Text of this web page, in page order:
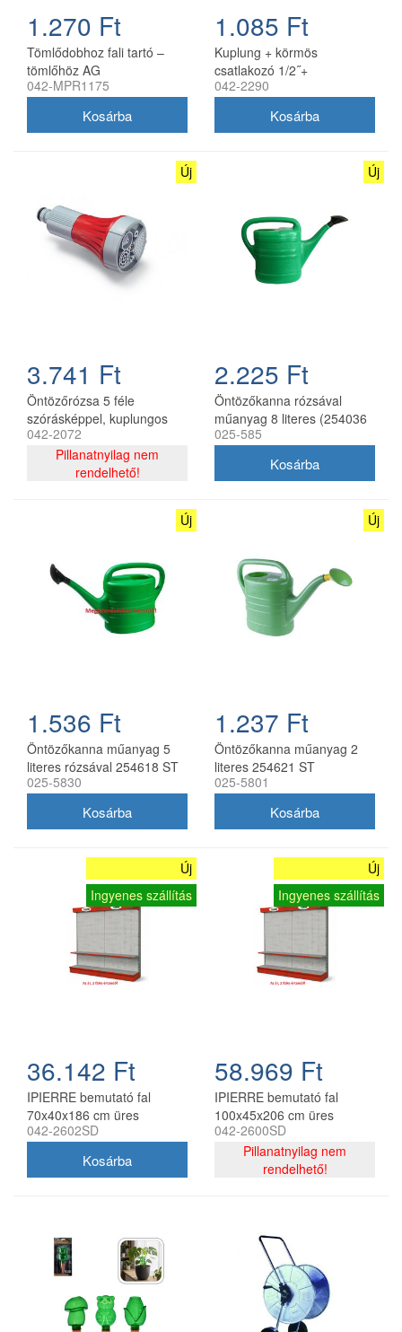
1.270 Ft
Tömlődobhoz fali tartó –
tömlőhöz AG
042-MPR1175
1.085 Ft
Kuplung + körmös
csatlakozó 1/2˝+
5/8˝tömlőhöz IPIERRE
042-2290
Új
3.741 Ft
Öntözőrózsa 5 féle
szórásképpel, kuplungos
csatlakozással
042-2072
Pillanatnyilag nem
rendelhető!
Új
2.225 Ft
Öntözőkanna rózsával
műanyag 8 literes (254036
ST)
025-585
Új
1.536 Ft
Öntözőkanna műanyag 5
literes rózsával 254618 ST
025-5830
Új
1.237 Ft
Öntözőkanna műanyag 2
literes 254621 ST
025-5801
Új
Ingyenes szállítás
36.142 Ft
IPIERRE bemutató fal
70x40x186 cm üres
042-2602SD
Új
Ingyenes szállítás
58.969 Ft
IPIERRE bemutató fal
100x45x206 cm üres
042-2600SD
Pillanatnyilag nem
rendelhető!